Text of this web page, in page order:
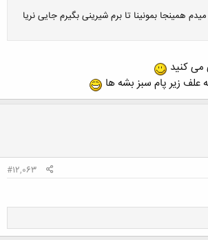
همینجا بمونینا تا برم شیرینی بگیرم جایی نریا
کنید
علف زیر پام سبز بشه ها
#12,063